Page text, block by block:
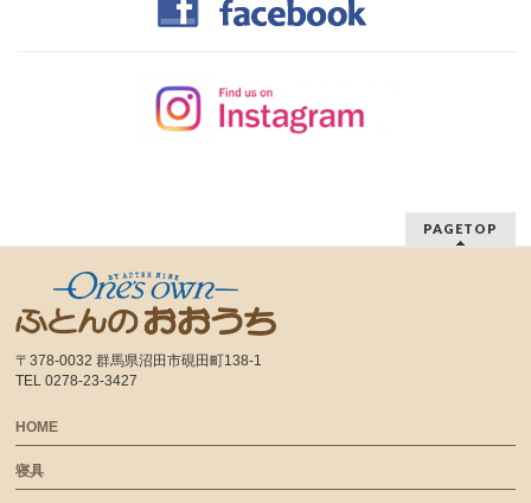
PAGETOP
〒378-0032 群馬県沼田市硯田町138-1
TEL 0278-23-3427
HOME
寝具